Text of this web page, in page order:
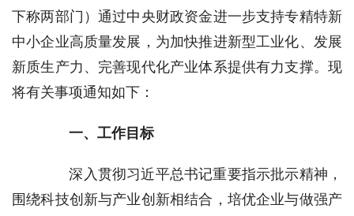
下称两部门）通过中央财政资金进一步支持专精特新
中小企业高质量发展，为加快推进新型工业化、发展
新质生产力、完善现代化产业体系提供有力支撑。现
将有关事项通知如下：
一、工作目标
深入贯彻习近平总书记重要指示批示精神，
围绕科技创新与产业创新相结合，培优企业与做强产